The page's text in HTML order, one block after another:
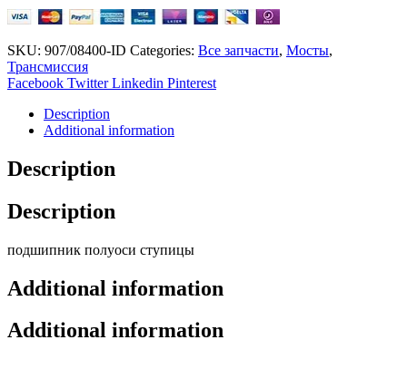
SKU: 907/08400-ID Categories: Все запчасти, Мосты,
Трансмиссия
Facebook Twitter Linkedin Pinterest
Description
Additional information
Description
Description
подшипник полуоси ступицы
Additional information
Additional information